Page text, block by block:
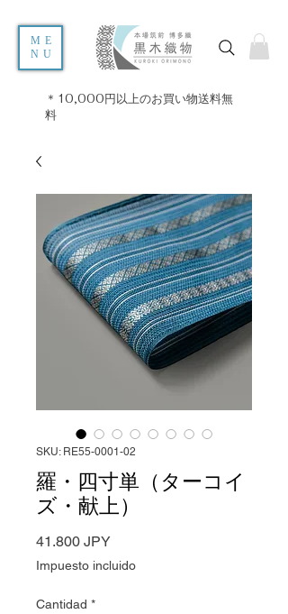
ME
NU
＊10,000円以上のお買い物送料無
料
SKU: RE55-0001-02
羅・四寸単（ターコイ
ズ・献上）
41.800 JPYPrecio
Impuesto incluido
Cantidad *